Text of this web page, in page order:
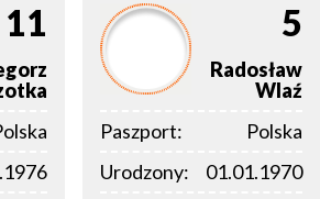
11 5
Radosław
Wlaź
Paszport:
Polska
Urodzony:
01.01.1970